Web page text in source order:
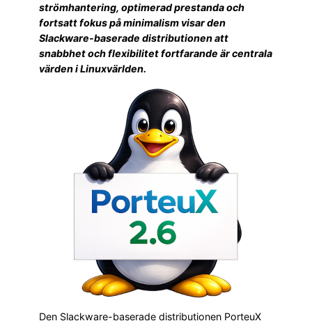
strömhantering, optimerad prestanda och
fortsatt fokus på minimalism visar den
Slackware-baserade distributionen att
snabbhet och flexibilitet fortfarande är centrala
värden i Linuxvärlden.
Den Slackware-baserade distributionen PorteuX